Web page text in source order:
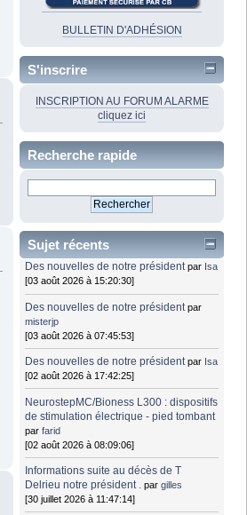
BULLETIN D'ADHÉSION
S'inscrire
INSCRIPTION AU FORUM ALARME
cliquez ici
Recherche rapide
Sujet récents
Des nouvelles de notre président par Isa
[03 août 2026 à 15:20:30]
Des nouvelles de notre président par
misterjp
[03 août 2026 à 07:45:53]
Des nouvelles de notre président par Isa
[02 août 2026 à 17:42:25]
NeurostepMC/Bioness L300 : dispositifs
de stimulation électrique - pied tombant
parfarid
[02 août 2026 à 08:09:06]
Informations suite au décès de T
Delrieu notre président . pargilles
[30 juillet 2026 à 11:47:14]